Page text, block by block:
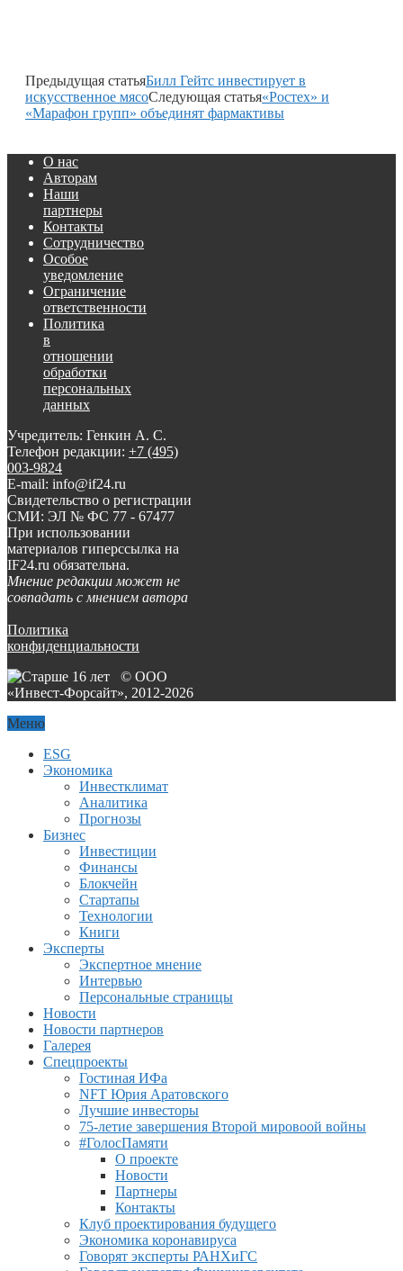
Предыдущая статьяБилл Гейтс инвестирует в
искусственное мясоСледующая статья«Ростех» и
«Марафон групп» объединят фармактивы
О нас
Авторам
Наши
партнеры
Контакты
Сотрудничество
Особое
уведомление
Ограничение
ответственности
Политика
в
отношении
обработки
персональных
данных
Учредитель: Генкин А. С.
Телефон редакции: +7 (495)
003-9824
E-mail: info@if24.ru
Свидетельство о регистрации
СМИ: ЭЛ № ФС 77 - 67477
При использовании
материалов гиперссылка на
IF24.ru обязательна.
Мнение редакции может не
совпадать с мнением автора
Политика
конфиденциальности
© ООО
«Инвест-Форсайт», 2012-2026
Меню
ESG
Экономика
Инвестклимат
Аналитика
Прогнозы
Бизнес
Инвестиции
Финансы
Блокчейн
Стартапы
Технологии
Книги
Эксперты
Экспертное мнение
Интервью
Персональные страницы
Новости
Новости партнеров
Галерея
Спецпроекты
Гостиная ИФа
NFT Юрия Аратовского
Лучшие инвесторы
75-летие завершения Второй мировоой войны
#ГолосПамяти
О проекте
Новости
Партнеры
Контакты
Клуб проектирования будущего
Экономика коронавируса
Говорят эксперты РАНХиГС